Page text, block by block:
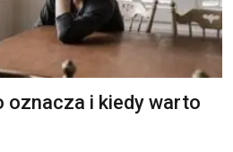
oznacza i kiedy warto